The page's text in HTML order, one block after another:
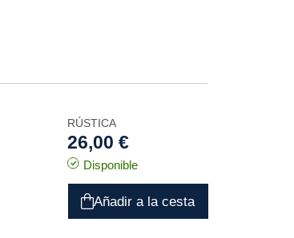
RÚSTICA
26,00 €
Disponible
Añadir a la cesta